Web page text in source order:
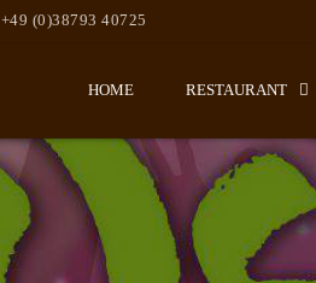
+49 (0)38793 40725
HOME RESTAURANT